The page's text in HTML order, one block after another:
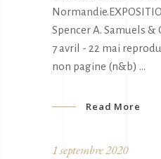
Spencer A. Samuels &
7 avril - 22 mai
non pagine (n&b)
Read More
1 septembre 2020